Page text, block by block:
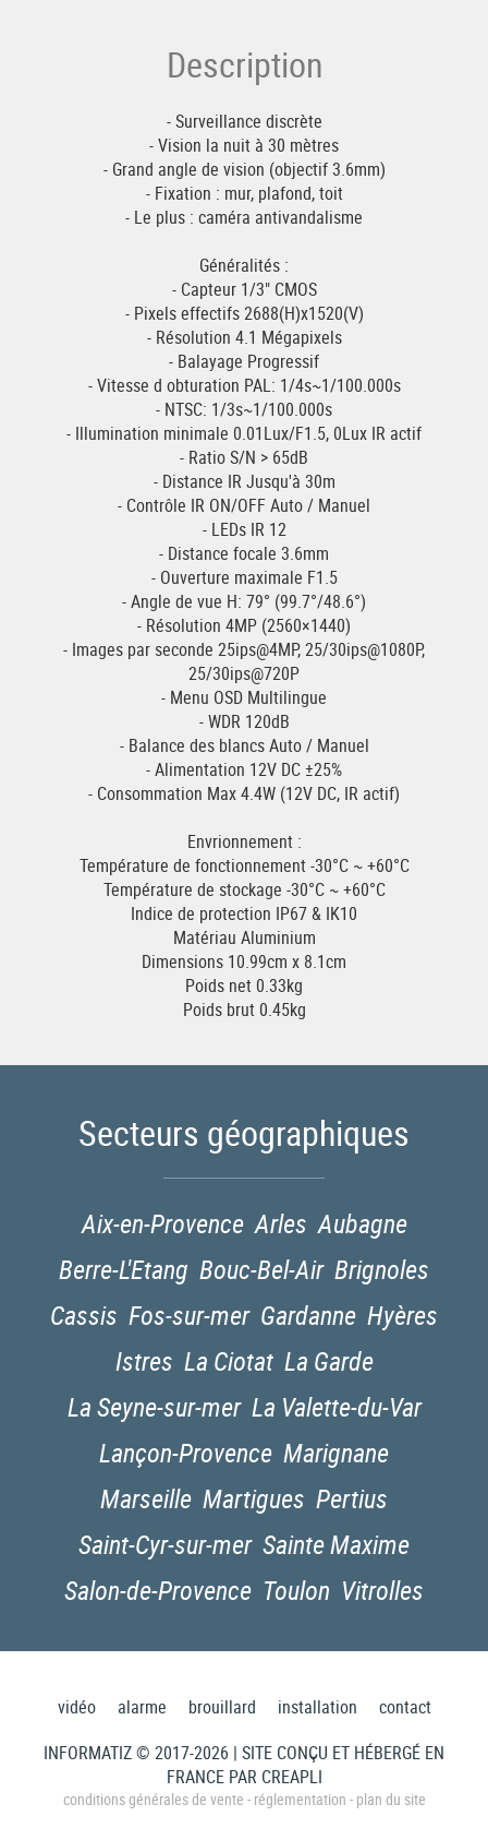
Description
- Surveillance discrète
- Vision la nuit à 30 mètres
- Grand angle de vision (objectif 3.6mm)
- Fixation : mur, plafond, toit
- Le plus : caméra antivandalisme
Généralités :
- Capteur 1/3" CMOS
- Pixels effectifs 2688(H)x1520(V)
- Résolution 4.1 Mégapixels
- Balayage Progressif
- Vitesse d obturation PAL: 1/4s~1/100.000s
- NTSC: 1/3s~1/100.000s
- Illumination minimale 0.01Lux/F1.5, 0Lux IR actif
- Ratio S/N > 65dB
- Distance IR Jusqu'à 30m
- Contrôle IR ON/OFF Auto / Manuel
- LEDs IR 12
- Distance focale 3.6mm
- Ouverture maximale F1.5
- Angle de vue H: 79° (99.7°/48.6°)
- Résolution 4MP (2560×1440)
- Images par seconde 25ips@4MP, 25/30ips@1080P,
25/30ips@720P
- Menu OSD Multilingue
- WDR 120dB
- Balance des blancs Auto / Manuel
- Alimentation 12V DC ±25%
- Consommation Max 4.4W (12V DC, IR actif)
Envrionnement :
Température de fonctionnement -30°C ~ +60°C
Température de stockage -30°C ~ +60°C
Indice de protection IP67 & IK10
Matériau Aluminium
Dimensions 10.99cm x 8.1cm
Poids net 0.33kg
Poids brut 0.45kg
Secteurs géographiques
Aix-en-Provence Arles Aubagne
Berre-L'Etang Bouc-Bel-Air Brignoles
Cassis Fos-sur-mer Gardanne Hyères
Istres La Ciotat La Garde
La Seyne-sur-mer La Valette-du-Var
Lançon-Provence Marignane
Marseille Martigues Pertius
Saint-Cyr-sur-mer Sainte Maxime
Salon-de-Provence Toulon Vitrolles
vidéo alarme brouillard installation
contact
INFORMATIZ © 2017-2026 | SITE CONÇU ET HÉBERGÉ EN
FRANCE PAR CREAPLI
conditions générales de vente - réglementation - plan du site